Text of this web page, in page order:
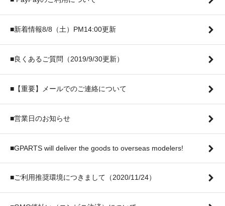
■新着情報8/8（土）PM14:00更新
■良くあるご質問（2019/9/30更新）
■【重要】メールでのご連絡について
■営業日のお知らせ
■GPARTS will deliver the goods to overseas modelers!
■ご利用推奨環境につきまして（2020/11/24）